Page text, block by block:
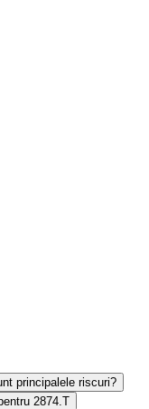
principalele riscuri?
2874.T